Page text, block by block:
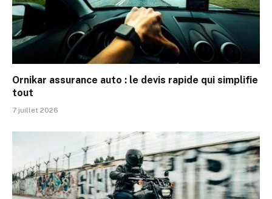
Ornikar assurance auto : le devis rapide qui simplifie
tout
7 juillet 2026